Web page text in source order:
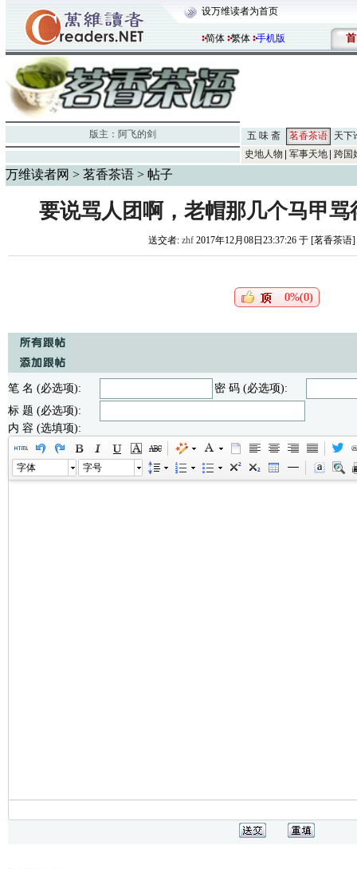
设万维读者为首页
简体 繁体 手机版 首
版主： 阿飞的剑 五 味 斋 茗香茶语
天下
史地人物
军事天地 跨国
万维读者网 > 茗香茶语 > 帖子
要说骂人团啊，老帽那几个马甲
送交者: zhf 2017年12月08日23:37:26 于 [茗香茶语]
0%(0)
笔 名 (必选项):
密 码 (必选项):
标 题 (必选项):
内 容 (选填项):
字体 字号